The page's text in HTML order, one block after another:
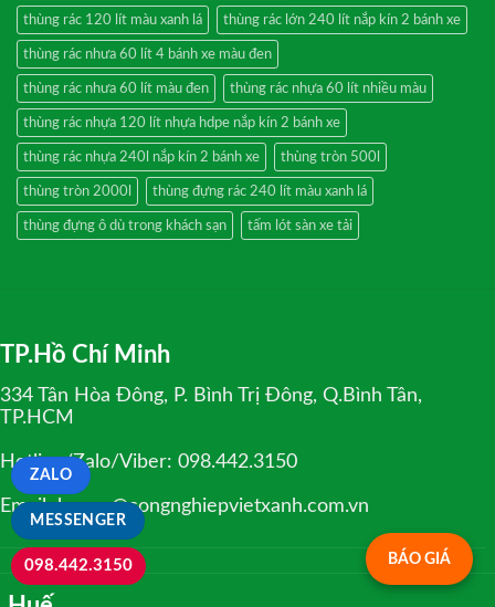
thùng rác 120 lít màu xanh lá thùng rác lớn 240 lít nắp kín 2 bánh xe
thùng rác nhưa 60 lít 4 bánh xe màu đen
thùng rác nhưa 60 lít màu đen thùng rác nhựa 60 lít nhiều màu
thùng rác nhựa 120 lít nhựa hdpe nắp kín 2 bánh xe
thùng rác nhựa 240l nắp kín 2 bánh xe thùng tròn 500l
thùng tròn 2000l thùng đựng rác 240 lít màu xanh lá
thùng đựng ô dù trong khách sạn tấm lót sàn xe tải
TP.Hồ Chí Minh
334 Tân Hòa Đông, P. Bình Trị Đông, Q.Bình Tân,
TP.HCM
Hotline/Zalo/Viber: 098.442.3150
Email: huyen@congnghiepvietxanh.com.vn
BÁO GIÁ
MESSENGER
ZALO
098.442.3150